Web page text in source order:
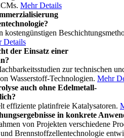
Mehr Details
kostengünstigen
Details
der Einsatz einer
zur technischen
Wasserstoff-Technologien. Mehr
auch ohne Edelmetall-
effiziente platinfreie Katalysatoren.
in konkrete
von Projekten verschiedene
Brennstoffzellentechnologie